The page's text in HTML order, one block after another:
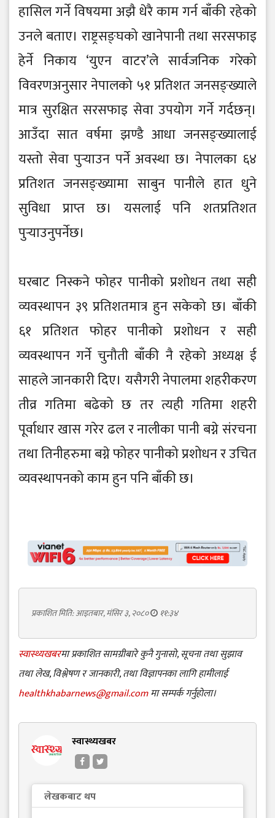
हासिल गर्ने विषयमा अझै धेरै काम गर्न बाँकी रहेको
उनले बताए। राष्ट्रसङ्घको खानेपानी तथा सरसफाइ
हेर्ने निकाय ‘युएन वाटर’ले सार्वजनिक गरेको
विवरणअनुसार नेपालको ५१ प्रतिशत जनसङ्ख्याले
मात्र सुरक्षित सरसफाइ सेवा उपयोग गर्ने गर्दछन्।
आउँदा सात वर्षमा झण्डै आधा जनसङ्ख्यालाई
यस्तो सेवा पुर्‍याउन पर्ने अवस्था छ। नेपालका ६४
प्रतिशत जनसङ्ख्यामा साबुन पानीले हात धुने
सुविधा प्राप्त छ। यसलाई पनि शतप्रतिशत
पुर्‍याउनुपर्नेछ।
घरबाट निस्कने फोहर पानीको प्रशोधन तथा सही
व्यवस्थापन ३९ प्रतिशतमात्र हुन सकेको छ। बाँकी
६१ प्रतिशत फोहर पानीको प्रशोधन र सही
व्यवस्थापन गर्ने चुनौती बाँकी नै रहेको अध्यक्ष ई
साहले जानकारी दिए। यसैगरी नेपालमा शहरीकरण
तीव्र गतिमा बढेको छ तर त्यही गतिमा शहरी
पूर्वाधार खास गरेर ढल र नालीका पानी बग्ने संरचना
तथा तिनीहरुमा बग्ने फोहर पानीको प्रशोधन र उचित
व्यवस्थापनको काम हुन पनि बाँकी छ।
प्रकाशित मिति: आइतबार, मंसिर ३, २०८० ११:३४
स्वास्थ्यखबरमा प्रकाशित सामग्रीबारे कुनै गुनासो, सूचना तथा सुझाव
तथा लेख, विश्लेषण र जानकारी, तथा विज्ञापनका लागि हामीलाई
healthkhabarnews@gmail.comमा सम्पर्क गर्नुहोला।
स्वास्थ्यखबर
लेखकबाट थप